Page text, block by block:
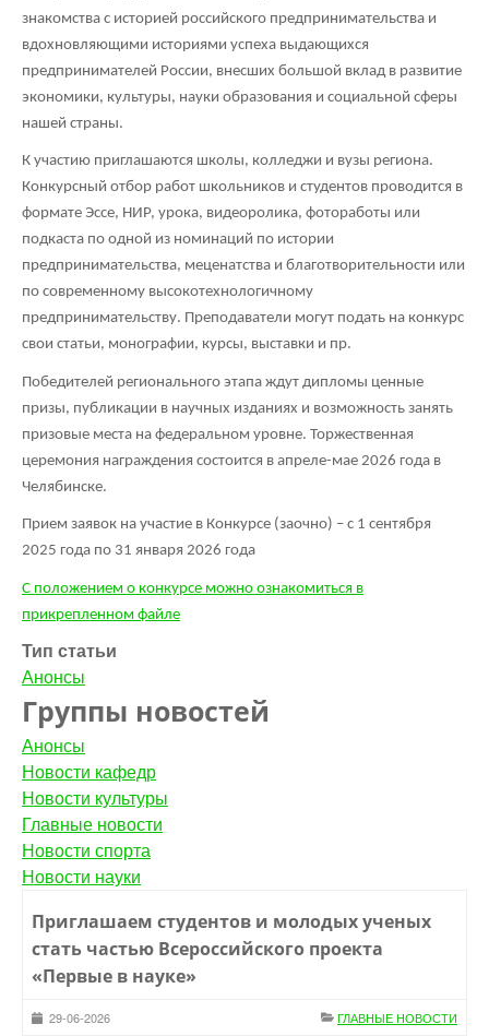
знакомства с историей российского предпринимательства и
вдохновляющими историями успеха выдающихся
предпринимателей России, внесших большой вклад в развитие
экономики, культуры, науки образования и социальной сферы
нашей страны.
К участию приглашаются школы, колледжи и вузы региона.
Конкурсный отбор работ школьников и студентов проводится в
формате Эссе, НИР, урока, видеоролика, фотоработы или
подкаста по одной из номинаций по истории
предпринимательства, меценатства и благотворительности или
по современному высокотехнологичному
предпринимательству. Преподаватели могут подать на конкурс
свои статьи, монографии, курсы, выставки и пр.
Победителей регионального этапа ждут дипломы ценные
призы, публикации в научных изданиях и возможность занять
призовые места на федеральном уровне. Торжественная
церемония награждения состоится в апреле-мае 2026 года в
Челябинске.
Прием заявок на участие в Конкурсе (заочно) – с 1 сентября
2025 года по 31 января 2026 года
С положением о конкурсе можно ознакомиться в
прикрепленном файле
Тип статьи
Анонсы
Группы новостей
Анонсы
Новости кафедр
Новости культуры
Главные новости
Новости спорта
Новости науки
Приглашаем студентов и молодых ученых
стать частью Всероссийского проекта
«Первые в науке»
29-06-2026 ГЛАВНЫЕ НОВОСТИ